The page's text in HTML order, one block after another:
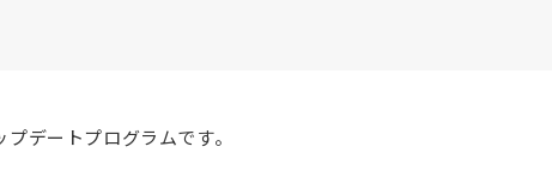
デートプログラムです。